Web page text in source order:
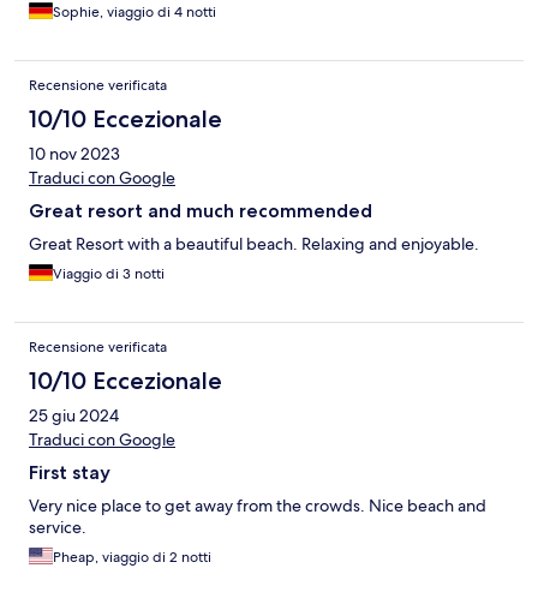
Sophie, viaggio di 4 notti
Recensione verificata
10/10 Eccezionale
10 nov 2023
Traduci con Google
Great resort and much recommended
Great Resort with a beautiful beach. Relaxing and enjoyable.
Viaggio di 3 notti
Recensione verificata
10/10 Eccezionale
25 giu 2024
Traduci con Google
First stay
Very nice place to get away from the crowds. Nice beach and
service.
Pheap, viaggio di 2 notti